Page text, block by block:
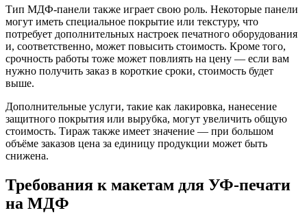
Тип МДФ-панели также играет свою роль. Некоторые панели
могут иметь специальное покрытие или текстуру, что
потребует дополнительных настроек печатного оборудования
и, соответственно, может повысить стоимость. Кроме того,
срочность работы тоже может повлиять на цену — если вам
нужно получить заказ в короткие сроки, стоимость будет
выше.
Дополнительные услуги, такие как лакировка, нанесение
защитного покрытия или вырубка, могут увеличить общую
стоимость. Тираж также имеет значение — при большом
объёме заказов цена за единицу продукции может быть
снижена.
Требования к макетам для УФ-печати
на МДФ